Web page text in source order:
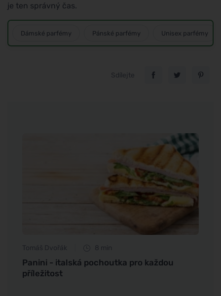
je ten správný čas.
Dámské parfémy Pánské parfémy Unisex parfémy
Sdílejte
Tomáš Dvořák 8 min
Panini - italská pochoutka pro každou
příležitost